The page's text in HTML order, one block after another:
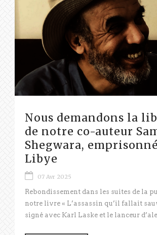
Nous demandons la
de notre co-auteur
Shegwara,
Libye
07 Avr 2025
Rebondissement dans les suites de la
notre livre « L’assassin qu’il fallait
signé avec Karl Laske et le lanceur